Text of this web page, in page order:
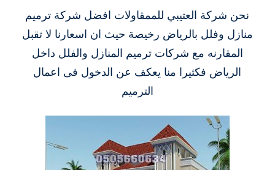
نحن شركة العتيبي للممقاولات افضل شركة ترميم
منازل وفلل بالرياض رخيصة حيث ان اسعارنا لا تقبل
المقارنه مع شركات ترميم المنازل والفلل داخل
الرياض فكثيرا منا يعكف عن الدخول فى اعمال
الترميم